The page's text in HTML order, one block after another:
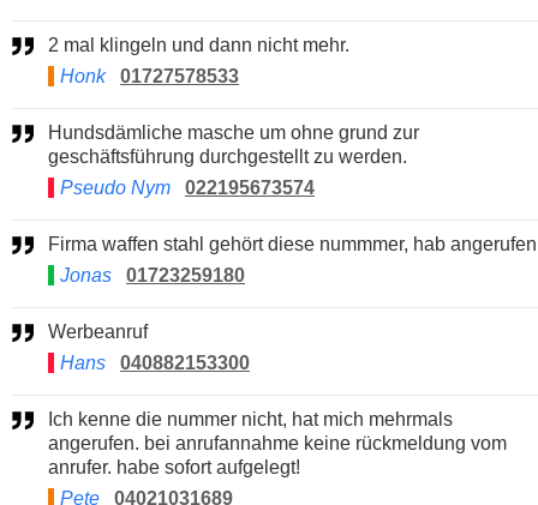
2 mal klingeln und dann nicht mehr.
Honk
01727578533
Hundsdämliche masche um ohne grund zur
geschäftsführung durchgestellt zu werden.
Pseudo Nym
022195673574
Firma waffen stahl gehört diese nummmer, hab angerufen
Jonas
01723259180
Werbeanruf
Hans
040882153300
angerufen. bei anrufannahme keine rückmeldung vom
anrufer. habe sofort aufgelegt!
Pete
04021031689